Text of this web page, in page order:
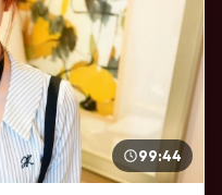
99:44